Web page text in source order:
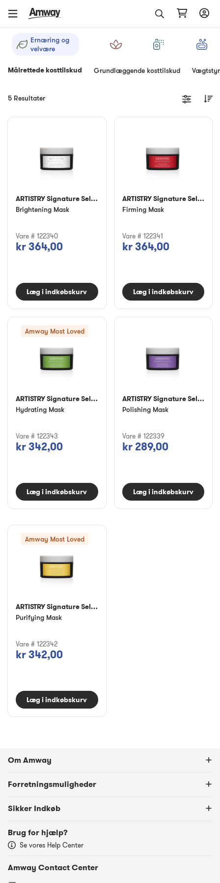
Ernæring og
velvære
Målrettede kosttilskud Grundlæggende kosttilskud
5 Resultater
ARTISTRY Signature Select™
Brightening Mask
Vare # 122340
kr 364,00
Læg i indkøbskurv
ARTISTRY Signature Select™
Firming Mask
Vare # 122341
kr 364,00
Læg i indkøbskurv
Amway Most Loved
ARTISTRY Signature Select™
Hydrating Mask
Vare # 122343
kr 342,00
Læg i indkøbskurv
ARTISTRY Signature Select™
Polishing Mask
Vare # 122339
kr 289,00
Læg i indkøbskurv
Amway Most Loved
ARTISTRY Signature Select™
Purifying Mask
Vare # 122342
kr 342,00
Læg i indkøbskurv
Om Amway
Forretningsmuligheder
Sikker Indkøb
Brug for hjælp?
Se vores Help Center
Amway Contact Center